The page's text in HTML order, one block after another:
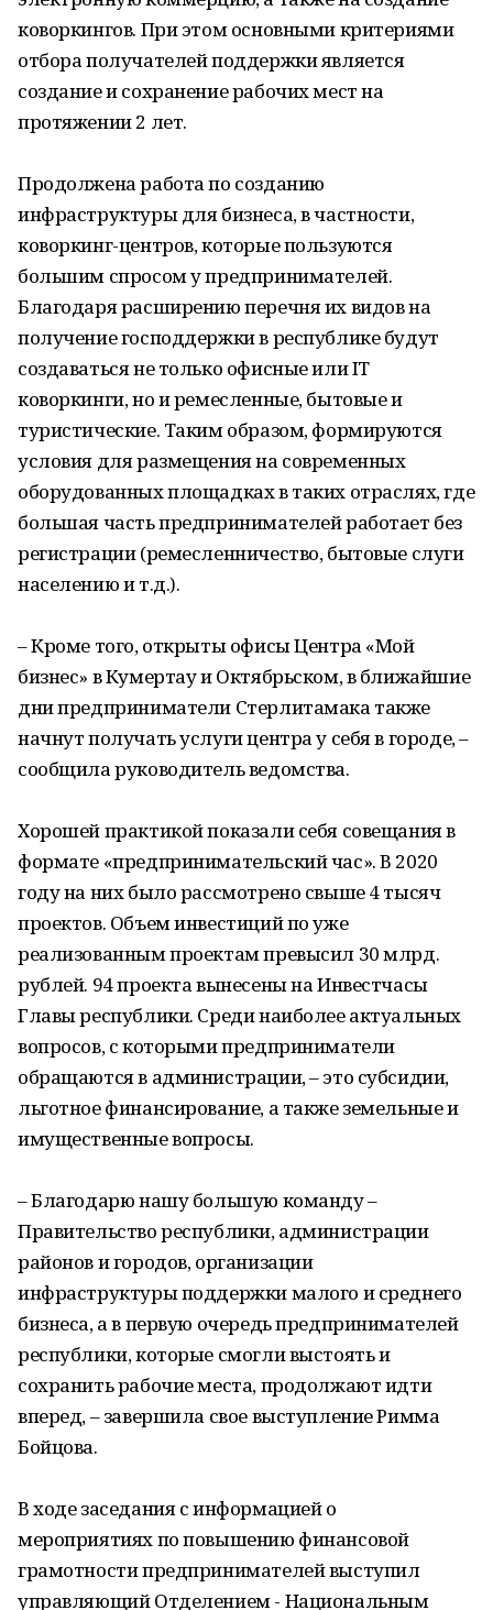
коворкингов. При этом основными критериями
отбора получателей поддержки является
создание и сохранение рабочих мест на
протяжении 2 лет.
Продолжена работа по созданию
инфраструктуры для бизнеса, в частности,
коворкинг-центров, которые пользуются
большим спросом у предпринимателей.
Благодаря расширению перечня их видов на
получение господдержки в республике будут
создаваться не только офисные или IT
коворкинги, но и ремесленные, бытовые и
туристические. Таким образом, формируются
условия для размещения на современных
оборудованных площадках в таких отраслях, где
большая часть предпринимателей работает без
регистрации (ремесленничество, бытовые слуги
населению и т.д.).
– Кроме того, открыты офисы Центра «Мой
бизнес» в Кумертау и Октябрьском, в ближайшие
дни предприниматели Стерлитамака также
начнут получать услуги центра у себя в городе, –
сообщила руководитель ведомства.
Хорошей практикой показали себя совещания в
формате «предпринимательский час». В 2020
году на них было рассмотрено свыше 4 тысяч
проектов. Объем инвестиций по уже
реализованным проектам превысил 30 млрд.
рублей. 94 проекта вынесены на Инвестчасы
Главы республики. Среди наиболее актуальных
вопросов, с которыми предприниматели
обращаются в администрации, – это субсидии,
льготное финансирование, а также земельные и
имущественные вопросы.
– Благодарю нашу большую команду –
Правительство республики, администрации
районов и городов, организации
инфраструктуры поддержки малого и среднего
бизнеса, а в первую очередь предпринимателей
республики, которые смогли выстоять и
сохранить рабочие места, продолжают идти
вперед, – завершила свое выступление Римма
Бойцова.
В ходе заседания с информацией о
мероприятиях по повышению финансовой
грамотности предпринимателей выступил
управляющий Отделением - Национальным